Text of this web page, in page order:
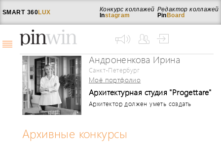
SMART 360LUX
Редактор коллажей
Pin Board
Конкурс коллажей
Instagram
Андроненкова Ирина
Санкт-Петербург
Моё портфолио
Архитектурная студия "Progettare"
Архитектор должен уметь создать
проектировании в архитектуре. Это
Архивные конкурсы